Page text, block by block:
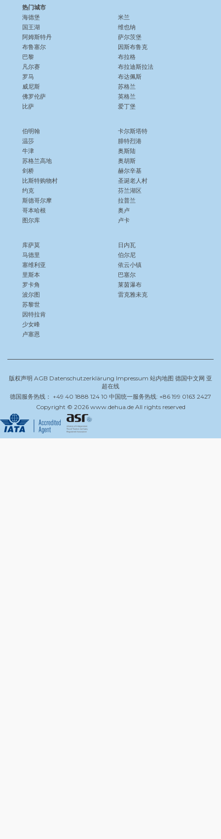
热门城市
海德堡
国王湖
阿姆斯特丹
布鲁塞尔
巴黎
凡尔赛
罗马
威尼斯
佛罗伦萨
比萨
米兰
维也纳
萨尔茨堡
因斯布鲁克
布拉格
布拉迪斯拉法
布达佩斯
苏格兰
英格兰
爱丁堡
伯明翰
温莎
牛津
苏格兰高地
剑桥
比斯特购物村
约克
斯德哥尔摩
哥本哈根
图尔库
卡尔斯塔特
腓特烈港
奥斯陆
奥胡斯
赫尔辛基
圣诞老人村
芬兰湖区
拉普兰
奥卢
卢卡
库萨莫
马德里
塞维利亚
里斯本
罗卡角
波尔图
苏黎世
因特拉肯
少女峰
卢塞恩
日内瓦
伯尔尼
依云小镇
巴塞尔
莱茵瀑布
雷克雅未克
版权声明 AGB Datenschutzerklärung Impressum 站内地图 德国中文网 亚
超在线
德国服务热线： +49 40 1888 124 10 中国统一服务热线: +86 199 0163 2427
Copyright © 2026 www.dehua.de All rights reserved